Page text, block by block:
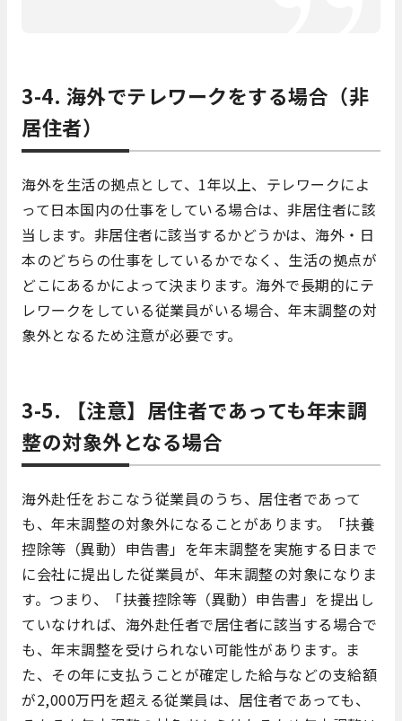
3-4. 海外でテレワークをする場合（非
居住者）
海外を生活の拠点として、1年以上、テレワークによ
って日本国内の仕事をしている場合は、非居住者に該
当します。非居住者に該当するかどうかは、海外・日
本のどちらの仕事をしているかでなく、生活の拠点が
どこにあるかによって決まります。海外で長期的にテ
レワークをしている従業員がいる場合、年末調整の対
象外となるため注意が必要です。
3-5. 【注意】居住者であっても年末調
整の対象外となる場合
海外赴任をおこなう従業員のうち、居住者であって
も、年末調整の対象外になることがあります。「扶養
控除等（異動）申告書」を年末調整を実施する日まで
に会社に提出した従業員が、年末調整の対象になりま
す。つまり、「扶養控除等（異動）申告書」を提出し
ていなければ、海外赴任者で居住者に該当する場合で
も、年末調整を受けられない可能性があります。ま
た、その年に支払うことが確定した給与などの支給額
が2,000万円を超える従業員は、居住者であっても、